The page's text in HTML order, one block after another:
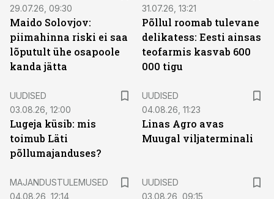
29.07.26, 09:30
Maido Solovjov:
piimahinna riski ei saa
lõputult ühe osapoole
kanda jätta
31.07.26, 13:21
Põllul roomab tulevane
delikatess: Eesti ainsas
teofarmis kasvab 600
000 tigu
UUDISED
03.08.26, 12:00
Lugeja küsib: mis
toimub Läti
põllumajanduses?
UUDISED
04.08.26, 11:23
Linas Agro avas
Muugal viljaterminali
MAJANDUSTULEMUSED
04.08.26, 12:14
UUDISED
03.08.26, 09:15